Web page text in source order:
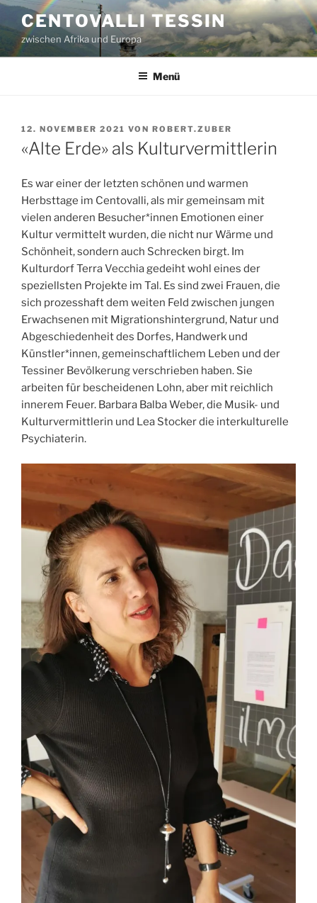
Zum
Inhalt
springen
CENTOVALLI TESSIN
zwischen Afrika und Europa
Menü
VERÖFFENTLICHT
AM
12. NOVEMBER 2021 VON ROBERT.ZUBER
«Alte Erde» als Kulturvermittlerin
Es war einer der letzten schönen und warmen
Herbsttage im Centovalli, als mir gemeinsam mit
vielen anderen Besucher*innen Emotionen einer
Kultur vermittelt wurden, die nicht nur Wärme und
Schönheit, sondern auch Schrecken birgt. Im
Kulturdorf Terra Vecchia gedeiht wohl eines der
speziellsten Projekte im Tal. Es sind zwei Frauen, die
sich prozesshaft dem weiten Feld zwischen jungen
Erwachsenen mit Migrationshintergrund, Natur und
Abgeschiedenheit des Dorfes, Handwerk und
Künstler*innen, gemeinschaftlichem Leben und der
Tessiner Bevölkerung verschrieben haben. Sie
arbeiten für bescheidenen Lohn, aber mit reichlich
innerem Feuer. Barbara Balba Weber, die Musik- und
Kulturvermittlerin und Lea Stocker die interkulturelle
Psychiaterin.